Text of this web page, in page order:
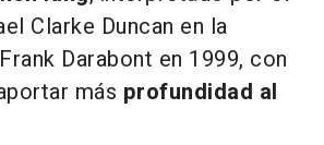
Clarke Duncan en la
Darabont en 1999, con
más profundidad al